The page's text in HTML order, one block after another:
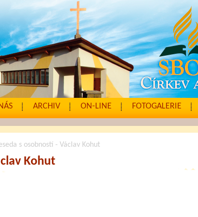
ARCHIV ON-LINE FOTOGALERIE
s osobností - Václav Kohut
Kohut